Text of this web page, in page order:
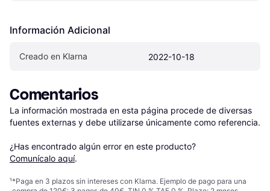
Información Adicional
Creado en Klarna 2022-10-18
Comentarios
La información mostrada en esta página procede de diversas
fuentes externas y debe utilizarse únicamente como referencia.
¿Has encontrado algún error en este producto?
Comunícalo aquí.
¹*Paga en 3 plazos sin intereses con Klarna. Ejemplo de pago para una